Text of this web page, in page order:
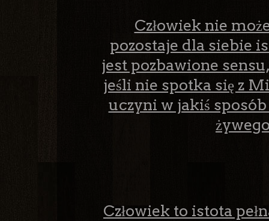
Człowiek nie
pozostaje dla siebie
jest pozbawione
jeśli nie spotka się z
uczyni w jakiś
Człowiek to istota